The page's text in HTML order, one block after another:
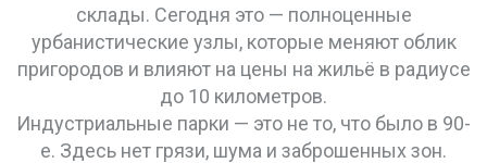
склады. Сегодня это — полноценные
урбанистические узлы, которые меняют облик
пригородов и влияют на цены на жильё в радиусе
до 10 километров.
Индустриальные парки — это не то, что было в 90-
е. Здесь нет грязи, шума и заброшенных зон.